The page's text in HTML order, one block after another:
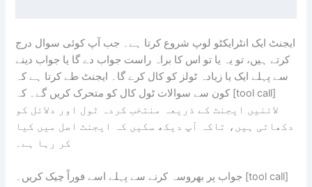
ایجنٹ ایک انٹرایکٹو لوپ شروع کرتا ہے۔ جب آپ کوئی سوال درج
کرتے ہیں، تو یہ یا تو اس کا براہ راست جواب دے گا یا جواب دینے
سے پہلے ایک یا زیادہ ٹولز کو کال کرے گا۔ ایجنٹ طے کرتا ہے کہ
کون سے سوالات ٹول کال کو متحرک کریں گے۔ کہ [tool call]
لائنیں ایجنٹ کے ذریعہ منتخب کردہ ٹول اور دلائل کو
دکھاتی ہیں، تاکہ آپ دیکھ سکیں کہ ایجنٹ اصل میں کیا
کر رہا ہے۔
جواب پر بھروسہ کرنے سے پہلے اسے فوراً چیک کریں۔ [tool call]